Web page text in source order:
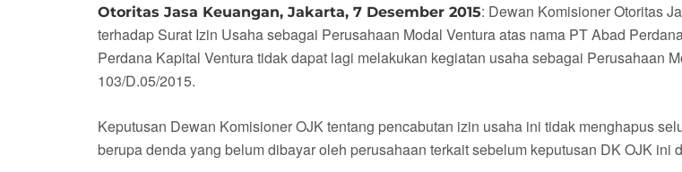
Otoritas Jasa Keuangan, Jakarta, 7 Desember 2015: Dewan Komisioner Otoritas
terhadap Surat Izin Usaha sebagai Perusahaan Modal Ventura atas nama PT Abad
Perdana Kapital Ventura tidak dapat lagi melakukan kegiatan usaha sebagai Perusahaan
103/D.05/2015.
Keputusan Dewan Komisioner OJK tentang pencabutan izin usaha ini tidak menghapus
berupa denda yang belum dibayar oleh perusahaan terkait sebelum keputusan DK OJK ini